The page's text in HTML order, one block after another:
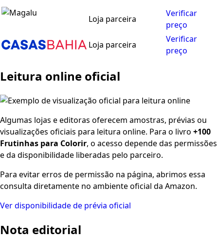
Loja parceira
Verificar
preço
Loja parceira
Verificar
preço
Leitura online oficial
Algumas lojas e editoras oferecem amostras, prévias ou
visualizações oficiais para leitura online. Para o livro +100
Frutinhas para Colorir, o acesso depende das permissões
e da disponibilidade liberadas pelo parceiro.
Para evitar erros de permissão na página, abrimos essa
consulta diretamente no ambiente oficial da Amazon.
Ver disponibilidade de prévia oficial
Nota editorial